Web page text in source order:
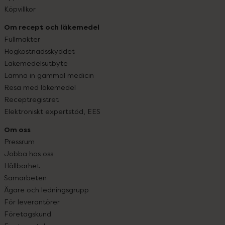
Köpvillkor
Om recept och läkemedel
Fullmakter
Högkostnadsskyddet
Läkemedelsutbyte
Lämna in gammal medicin
Resa med läkemedel
Receptregistret
Elektroniskt expertstöd, EES
Om oss
Pressrum
Jobba hos oss
Hållbarhet
Samarbeten
Ägare och ledningsgrupp
För leverantörer
Företagskund